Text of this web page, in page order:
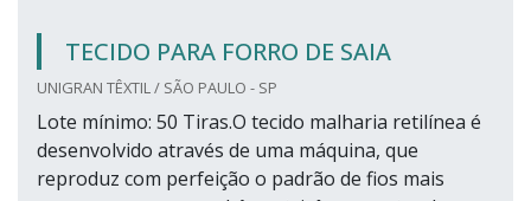
TECIDO PARA FORRO DE SAIA
UNIGRAN TÊXTIL / SÃO PAULO - SP
Lote mínimo: 50 Tiras.O tecido malharia retilínea é
desenvolvido através de uma máquina, que
reproduz com perfeição o padrão de fios mais